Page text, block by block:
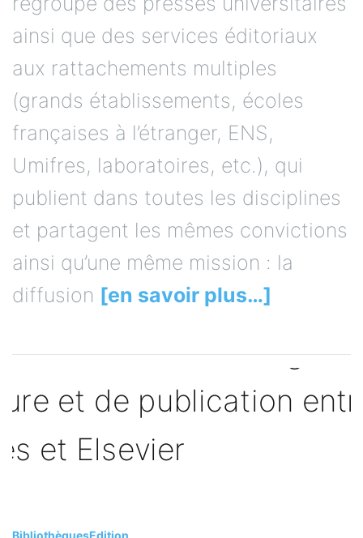
ainsi que des services éditoriaux
aux rattachements multiples
(grands établissements, écoles
françaises à l’étranger, ENS,
Umifres, laboratoires, etc.), qui
publient dans toutes les disciplines
et partagent les mêmes convictions
ainsi qu’une même mission : la
diffusion[en savoir plus…]